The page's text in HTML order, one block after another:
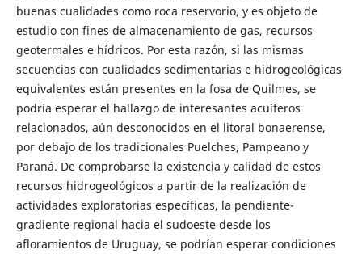
buenas cualidades como roca reservorio, y es objeto de
estudio con fines de almacenamiento de gas, recursos
geotermales e hídricos. Por esta razón, si las mismas
secuencias con cualidades sedimentarias e hidrogeológicas
equivalentes están presentes en la fosa de Quilmes, se
podría esperar el hallazgo de interesantes acuíferos
relacionados, aún desconocidos en el litoral bonaerense,
por debajo de los tradicionales Puelches, Pampeano y
Paraná. De comprobarse la existencia y calidad de estos
recursos hidrogeológicos a partir de la realización de
actividades exploratorias específicas, la pendiente-
gradiente regional hacia el sudoeste desde los
afloramientos de Uruguay, se podrían esperar condiciones